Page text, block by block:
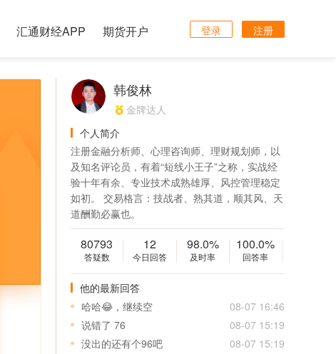
汇通财经APP 期货开户 登录 注册
韩俊林
金牌达人
个人简介
注册金融分析师、心理咨询师、理财规划师，以
及知名评论员，有着“短线小王子”之称，实战经
验十年有余、专业技术成熟雄厚、风控管理稳定
如初。 交易格言：技战者、熟其道，顺其风、天
道酬勤必赢也。
80793
答疑数
12
今日回答
98.0%
及时率
100.0%
回答率
他的最新回答
哈哈😂，继续空
08-07 16:46
说错了 76
08-07 15:19
没出的还有个96吧
08-07 15:19